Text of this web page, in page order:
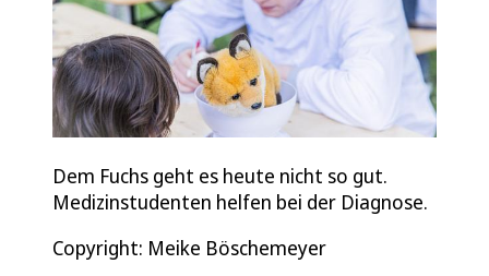
Dem Fuchs geht es heute nicht so gut.
Medizinstudenten helfen bei der Diagnose.
Copyright: Meike Böschemeyer